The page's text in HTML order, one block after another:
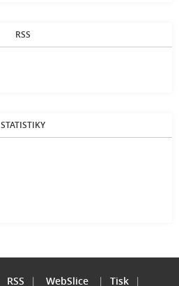
RSS
STATISTIKY
RSS | WebSlice | Tisk |